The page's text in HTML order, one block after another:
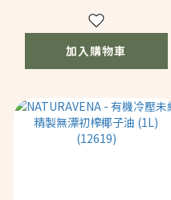
加入購物車